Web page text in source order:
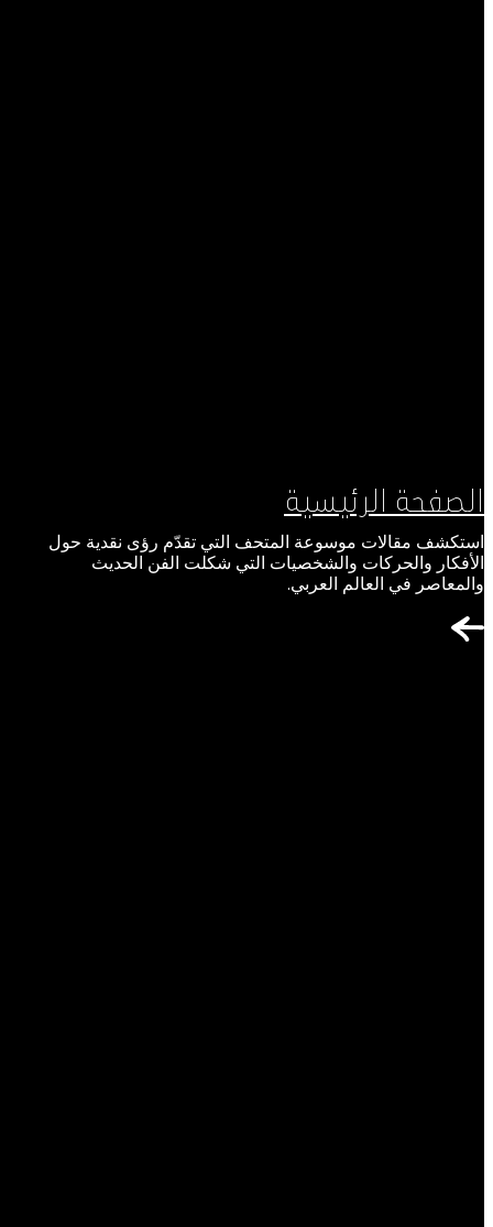
الصفحة الرئيسية
استكشف مقالات موسوعة المتحف التي تقدّم رؤى نقدية حول
الأفكار والحركات والشخصيات التي شكلت الفن الحديث
والمعاصر في العالم العربي.